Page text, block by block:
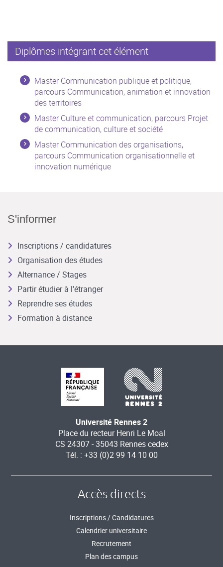
Diplômes intégrant cet élément
Master Communication publique et politique,
parcours Communication, animation et innovation
des territoires
Master Culture et communication, parcours Projet
de communication, culture et société
Master Communication des organisations,
parcours Communication organisationnelle et
innovation numérique
S'informer
Inscriptions / candidatures
Organisation des études
Alternance / Stages
Partir étudier à l’étranger
Reprendre ses études
Formation à distance
Université Rennes 2
Place du recteur Henri Le Moal
CS 24307 - 35043 Rennes cedex
Tél. : +33 (0)2 99 14 10 00
Accès directs
Inscriptions / Candidatures
Calendrier universitaire
Recrutement
Plan des campus